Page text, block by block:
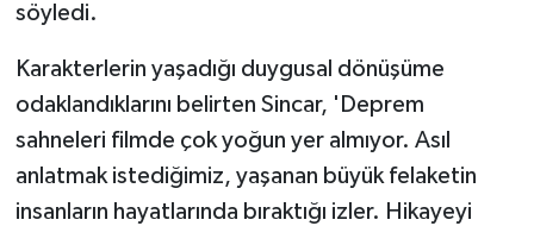
söyledi.
Karakterlerin yaşadığı duygusal dönüşüme
odaklandıklarını belirten Sincar, 'Deprem
sahneleri filmde çok yoğun yer almıyor. Asıl
anlatmak istediğimiz, yaşanan büyük felaketin
insanların hayatlarında bıraktığı izler. Hikayeyi